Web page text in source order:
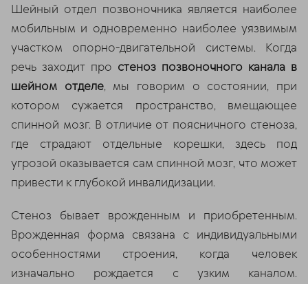
Шейный отдел позвоночника является наиболее
мобильным и одновременно наиболее уязвимым
участком опорно-двигательной системы. Когда
речь заходит про стеноз позвоночного канала в
шейном отделе, мы говорим о состоянии, при
котором сужается пространство, вмещающее
спинной мозг. В отличие от поясничного стеноза,
где страдают отдельные корешки, здесь под
угрозой оказывается сам спинной мозг, что может
привести к глубокой инвалидизации.
Стеноз бывает врожденным и приобретенным.
Врожденная форма связана с индивидуальными
особенностями строения, когда человек
изначально рождается с узким каналом.